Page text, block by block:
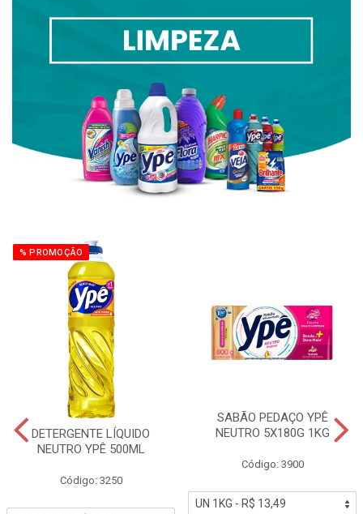
% PROMOÇÃO
DETERGENTE LÍQUIDO
NEUTRO YPÊ 500ML
Código: 3250
SABÃO PEDAÇO YPÊ
NEUTRO 5X180G 1KG
Código: 3900